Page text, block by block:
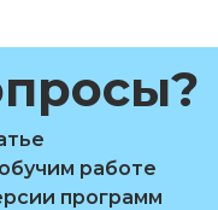
работе
программ